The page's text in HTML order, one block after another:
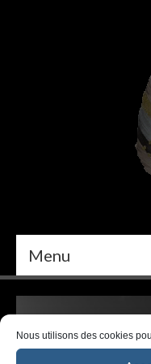
Nous utilisons des cookies
Menu
PEINTURE
DÉCORATION